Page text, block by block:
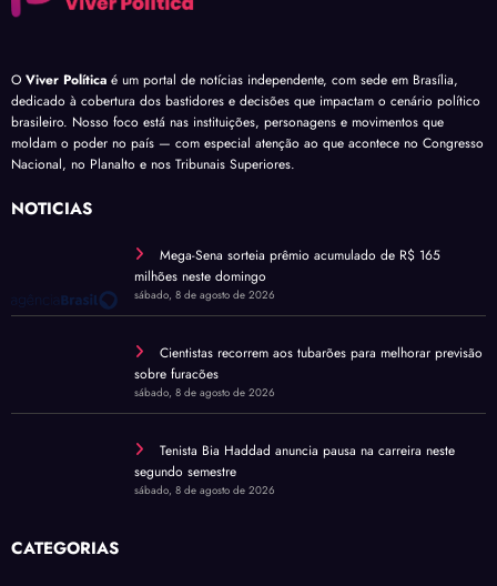
O Viver Política é um portal de notícias independente, com sede em Brasília,
dedicado à cobertura dos bastidores e decisões que impactam o cenário político
brasileiro. Nosso foco está nas instituições, personagens e movimentos que
moldam o poder no país — com especial atenção ao que acontece no Congresso
Nacional, no Planalto e nos Tribunais Superiores.
NOTÍCIAS
Mega-Sena sorteia prêmio acumulado de R$ 165
milhões neste domingo
sábado, 8 de agosto de 2026
Cientistas recorrem aos tubarões para melhorar previsão
sobre furacões
sábado, 8 de agosto de 2026
Tenista Bia Haddad anuncia pausa na carreira neste
segundo semestre
sábado, 8 de agosto de 2026
CATEGORIAS